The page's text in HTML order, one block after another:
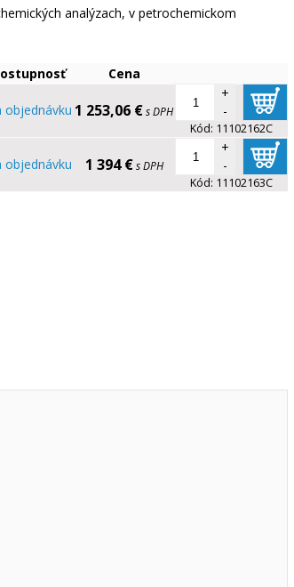
analýzach, v petrochemickom
Cena
objednávku 1 253,06 €s DPH
+
-
Kód: 11102162C
objednávku 1 394 € s DPH
+
-
Kód: 11102163C